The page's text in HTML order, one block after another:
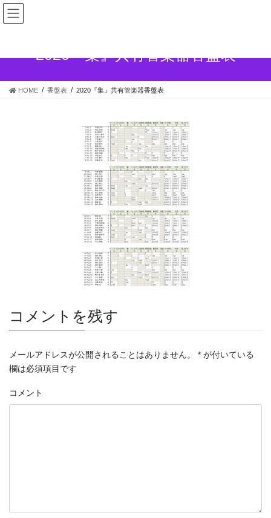
コ
ン
ツ
ス
ナ
ビ
シ
ン
2020『集』共有管楽器香盤表
HOME 香盤表 2020『集』共有管楽器香盤表
コメントを残す
メールアドレスが公開されることはありません。 * が付いている
欄は必須項目です
コメント